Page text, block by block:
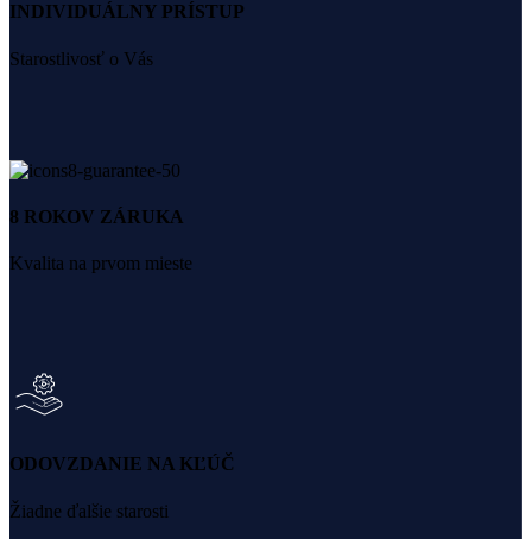
INDIVIDUÁLNY PRÍSTUP
Starostlivosť o Vás
8 ROKOV ZÁRUKA
Kvalita na prvom mieste
ODOVZDANIE NA KĽÚČ
Žiadne ďalšie starosti